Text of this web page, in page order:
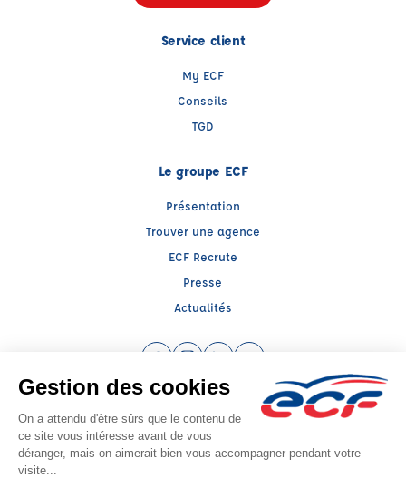
Service client
My ECF
Conseils
TGD
Le groupe ECF
Présentation
Trouver une agence
ECF Recrute
Presse
Actualités
Facebook (nouvelle fenêtre)
Instagram (nouvelle fenêtre)
LinkedIn (nouvelle fenêtre)
YouTube (nouvelle
Raison sociale : ENT GIRAULT YANIC - Capital social: 0€
SIREN: 452648256 - Numéro de TVA intracommunautaire: FR 70 452648256
Agrément n°E1503800310
Siège social : 28 Rue Jean Baptiste Bardin , SEPTEME (38780) - Représentant